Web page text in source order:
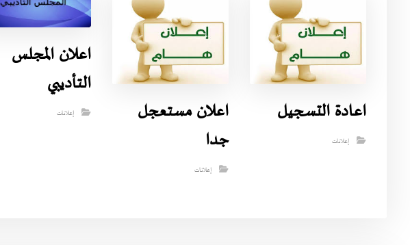
اعادة التسجيل
إعلانات
اعلان مستعجل
جدا
إعلانات
اعلان المجلس
التأديبي
إعلانات